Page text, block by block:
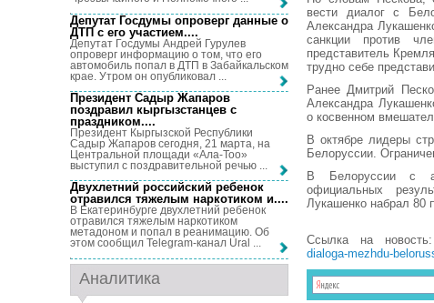
вести диалог с
Александра
санкции против
представитель
трудно себе
Ранее Дмитрий
Александра
о косвенном
В октябре лидеры
Белоруссии.
В Белоруссии с
официальных
Лукашенко набрал 80
Ссылка на
dialoga-mezhdu-
Депутат Госдумы опроверг данные о
ДТП с его участием....
Депутат Госдумы Андрей Гурулев
опроверг информацию о том, что его
автомобиль попал в ДТП в Забайкальском
крае. Утром он опубликовал ...
Президент Садыр Жапаров
поздравил кыргызстанцев с
праздником....
Президент Кыргызской Республики
Садыр Жапаров сегодня, 21 марта, на
Центральной площади «Ала-Тоо»
выступил с поздравительной речью ...
Двухлетний российский ребенок
отравился тяжелым наркотиком и....
В Екатеринбурге двухлетний ребенок
отравился тяжелым наркотиком
метадоном и попал в реанимацию. Об
этом сообщил Telegram-канал Ural ...
Аналитика